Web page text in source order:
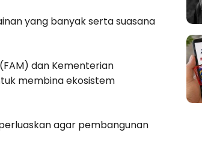
yang banyak serta suasana
dan Kementerian
membina ekosistem
agar pembangunan